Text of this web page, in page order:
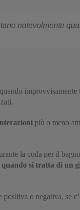
notevolmente
più o meno
la coda per il
si tratta di un
o negativa, se